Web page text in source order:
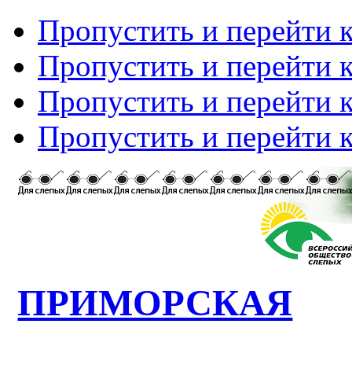
Пропустить и перейти
Пропустить и перейти
Пропустить и перейти
Пропустить и перейти
ПРИМОРСКАЯ